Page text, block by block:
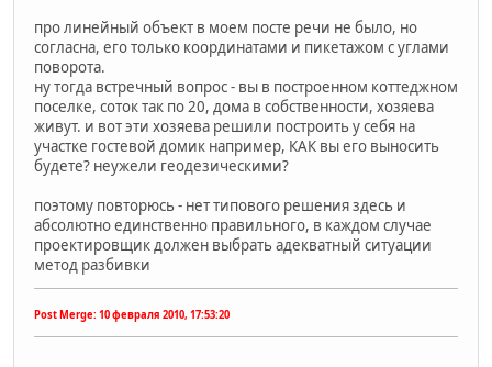
про линейный объект в моем посте речи не было, но
согласна, его только координатами и пикетажом с углами
поворота.
ну тогда встречный вопрос - вы в построенном коттеджном
поселке, соток так по 20, дома в собственности, хозяева
живут. и вот эти хозяева решили построить у себя на
участке гостевой домик например, КАК вы его выносить
будете? неужели геодезическими?
поэтому повторюсь - нет типового решения здесь и
абсолютно единственно правильного, в каждом случае
проектировщик должен выбрать адекватный ситуации
метод разбивки
Post Merge: 10 февраля 2010, 17:53:20